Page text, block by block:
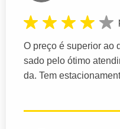
O preço é superior ao
sado pelo ótimo
da. Tem